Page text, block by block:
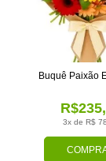
3x de R$
Buquê